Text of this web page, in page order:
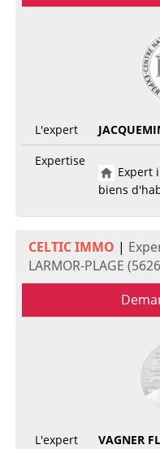
L'expert
Expertise
Expert
biens
CELTIC IMMO |
LARMOR-PLAGE
L'expert
VAGNER